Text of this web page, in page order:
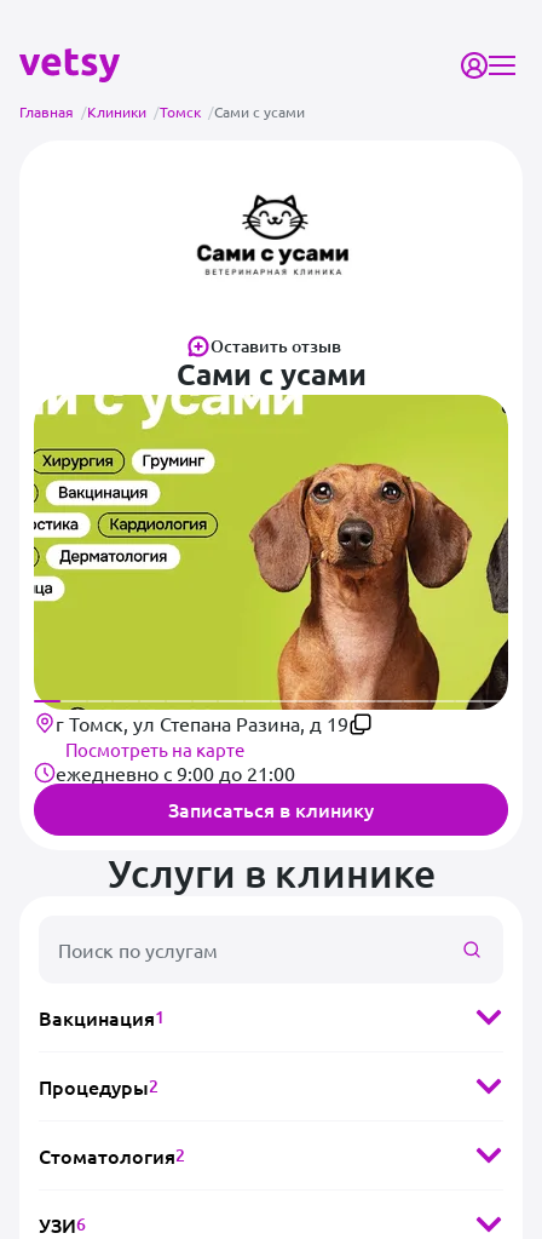
Главная /Клиники /Томск /Сами с усами
Оставить отзыв
Сами с усами
г Томск, ул Степана Разина, д 19
Посмотреть на карте
ежедневно с 9:00 до 21:00
Записаться в клинику
Услуги в клинике
Вакцинация1
Процедуры2
Стоматология2
УЗИ6